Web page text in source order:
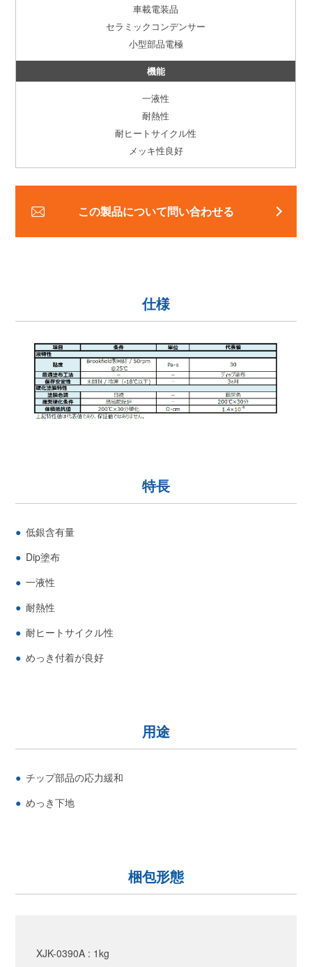
車載電装品
セラミックコンデンサー
小型部品電極
機能
一液性
耐熱性
耐ヒートサイクル性
メッキ性良好
この製品について問い合わせる
仕様
特長
低銀含有量
Dip塗布
一液性
耐熱性
耐ヒートサイクル性
めっき付着が良好
用途
チップ部品の応力緩和
めっき下地
梱包形態
XJK-0390A : 1kg